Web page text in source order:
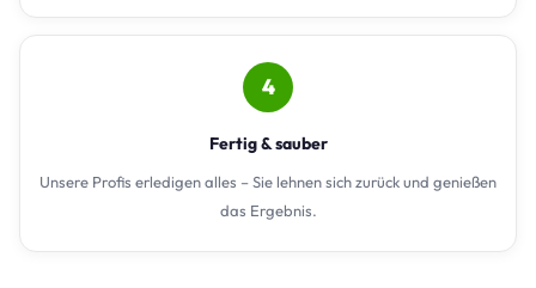
4
Fertig & sauber
Unsere Profis erledigen alles – Sie lehnen sich zurück und genießen
das Ergebnis.